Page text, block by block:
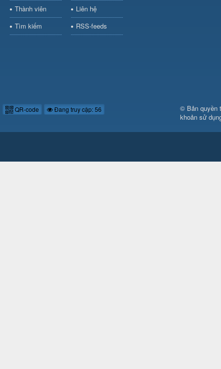
Thành viên
Liên hệ
Tìm kiếm
RSS-feeds
QR-code Đang truy cập: 56
© Bản quyền
khoản sử